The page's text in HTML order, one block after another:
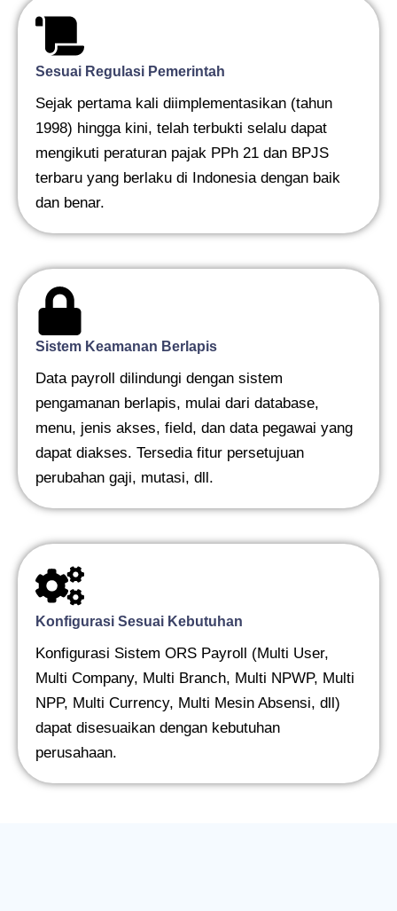
Sesuai Regulasi Pemerintah
Sejak pertama kali diimplementasikan (tahun
1998) hingga kini, telah terbukti selalu dapat
mengikuti peraturan pajak PPh 21 dan BPJS
terbaru yang berlaku di Indonesia dengan baik
dan benar.
Sistem Keamanan Berlapis
Data payroll dilindungi dengan sistem
pengamanan berlapis, mulai dari database,
menu, jenis akses, field, dan data pegawai yang
dapat diakses. Tersedia fitur persetujuan
perubahan gaji, mutasi, dll.
Konfigurasi Sesuai Kebutuhan
Konfigurasi Sistem ORS Payroll (Multi User,
Multi Company, Multi Branch, Multi NPWP, Multi
NPP, Multi Currency, Multi Mesin Absensi, dll)
dapat disesuaikan dengan kebutuhan
perusahaan.